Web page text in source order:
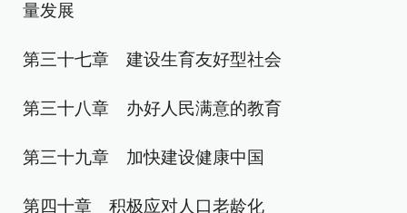
量发展
第三十七章 建设生育友好型社会
第三十八章 办好人民满意的教育
第三十九章 加快建设健康中国
第四十章 积极应对人口老龄化